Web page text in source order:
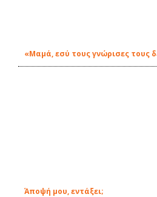
«Μαμά, εσύ τους γνώρισες τους
Άποψή μου, εντάξει;